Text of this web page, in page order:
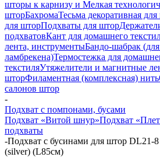
шторы к карнизу и Мелкая
шторБахромаТесьма декоративная
для шторПодхваты для штор
подхватовКант для домашнего
лента, инструментыБандо-шабрак
ламбрекена)Термостежка для
текстиляУтяжелители и магнитные
шторФиламентная (комплексная) нить
салонов штор
-
Подхват с помпонами, бусами
Подхват «Витой шнур»Подхват
подхваты
-Подхват с бусинами для штор DL21-
(silver) (L85см)